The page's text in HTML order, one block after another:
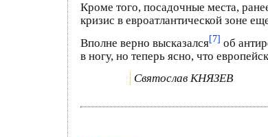
Кроме того, посадочные места,
кризис в евроатлантической зоне
Вполне верно высказался[7] об
в ногу, но теперь ясно, что
Святослав КНЯЗЕВ